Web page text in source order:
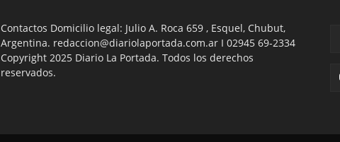
Contactos Domicilio legal: Julio A. Roca 659 , Esquel, Chubut,
Argentina. redaccion@diariolaportada.com.ar I 02945 69-2334
Copyright 2025 Diario La Portada. Todos los derechos
reservados.